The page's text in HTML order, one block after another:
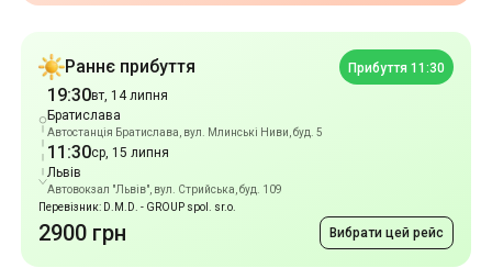
Раннє прибуття Прибуття 11:30
19:30вт, 14 липня
Братислава
Автостанція Братислава, вул. Млинські Ниви, буд. 5
11:30ср, 15 липня
Львів
Автовокзал "Львів", вул. Стрийська, буд. 109
Перевізник: D.M.D. - GROUP spol. sr.o.
2900 грн Вибрати цей рейс